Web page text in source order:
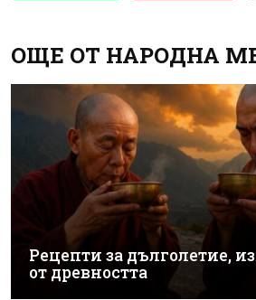
ОЩЕ ОТ НАРОДНА
Рецепти за дълголетие,
от древността